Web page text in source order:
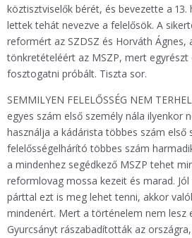
köztisztviselők bérét, és bevezette a 13.
lettek tehát nevezve a felelősök. A
reformért az SZDSZ és Horváth Ágnes,
tönkretételéért az MSZP, mert
fosztogatni próbált. Tiszta sor.
SEMMILYEN FELELŐSSÉG NEM
egyes szám első személy nála ilyenkor
használja a kádárista többes szám első
felelősségelhárító többes szám
a mindenhez segédkező MSZP tehet
reformlovag mossa kezeit és marad.
párttal ezt is meg lehet tenni, akkor
mindenért. Mert a történelem nem lesz
Gyurcsányt rászabadították az